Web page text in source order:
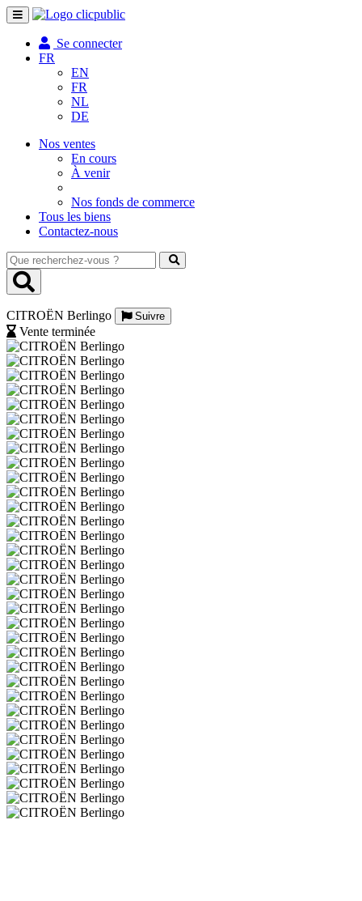
Toggle
navigation
Se connecter
FR
EN
FR
NL
DE
Nos ventes
En cours
À venir
Nos fonds de commerce
Tous les biens
Contactez-nous
Que
recherchez-
vous
CITROËN Berlingo
Suivre
Vente terminée